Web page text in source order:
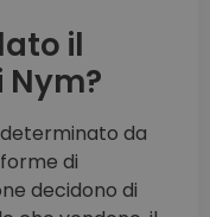
il
determinato da
di
decidono di